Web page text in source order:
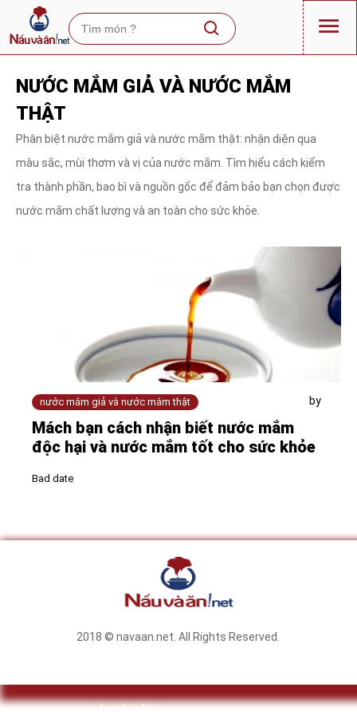
NƯỚC MẮM GIẢ VÀ NƯỚC MẮM
THẬT
Phân biệt nước mắm giả và nước mắm thật: nhận diện qua
màu sắc, mùi thơm và vị của nước mắm. Tìm hiểu cách kiểm
tra thành phần, bao bì và nguồn gốc để đảm bảo bạn chọn được
nước mắm chất lượng và an toàn cho sức khỏe.
nước mắm giả và nước mắm thật by
Mách bạn cách nhận biết nước mắm
độc hại và nước mắm tốt cho sức khỏe
Bad date
2018 © navaan.net. All Rights Reserved.
facebooktwitter